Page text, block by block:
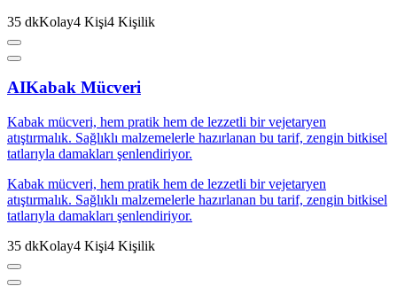
35 dkKolay4 Kişi4 Kişilik
AIKabak Mücveri
Kabak mücveri, hem pratik hem de lezzetli bir vejetaryen
atıştırmalık. Sağlıklı malzemelerle hazırlanan bu tarif, zengin bitkisel
tatlarıyla damakları şenlendiriyor.
Kabak mücveri, hem pratik hem de lezzetli bir vejetaryen
atıştırmalık. Sağlıklı malzemelerle hazırlanan bu tarif, zengin bitkisel
tatlarıyla damakları şenlendiriyor.
35 dkKolay4 Kişi4 Kişilik